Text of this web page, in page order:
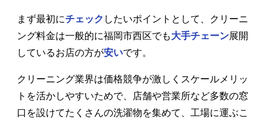
まず最初にチェック したいポイントとして、クリーニ
ング料金は一般的に福岡市西区でも大手チェーン展開
しているお店の方が安いです。
クリーニング業界は価格競争が激しくスケールメリッ
トを活かしやすいためで、店舗や営業所など多数の窓
口を設けてたくさんの洗濯物を集めて、工場に運ぶこ